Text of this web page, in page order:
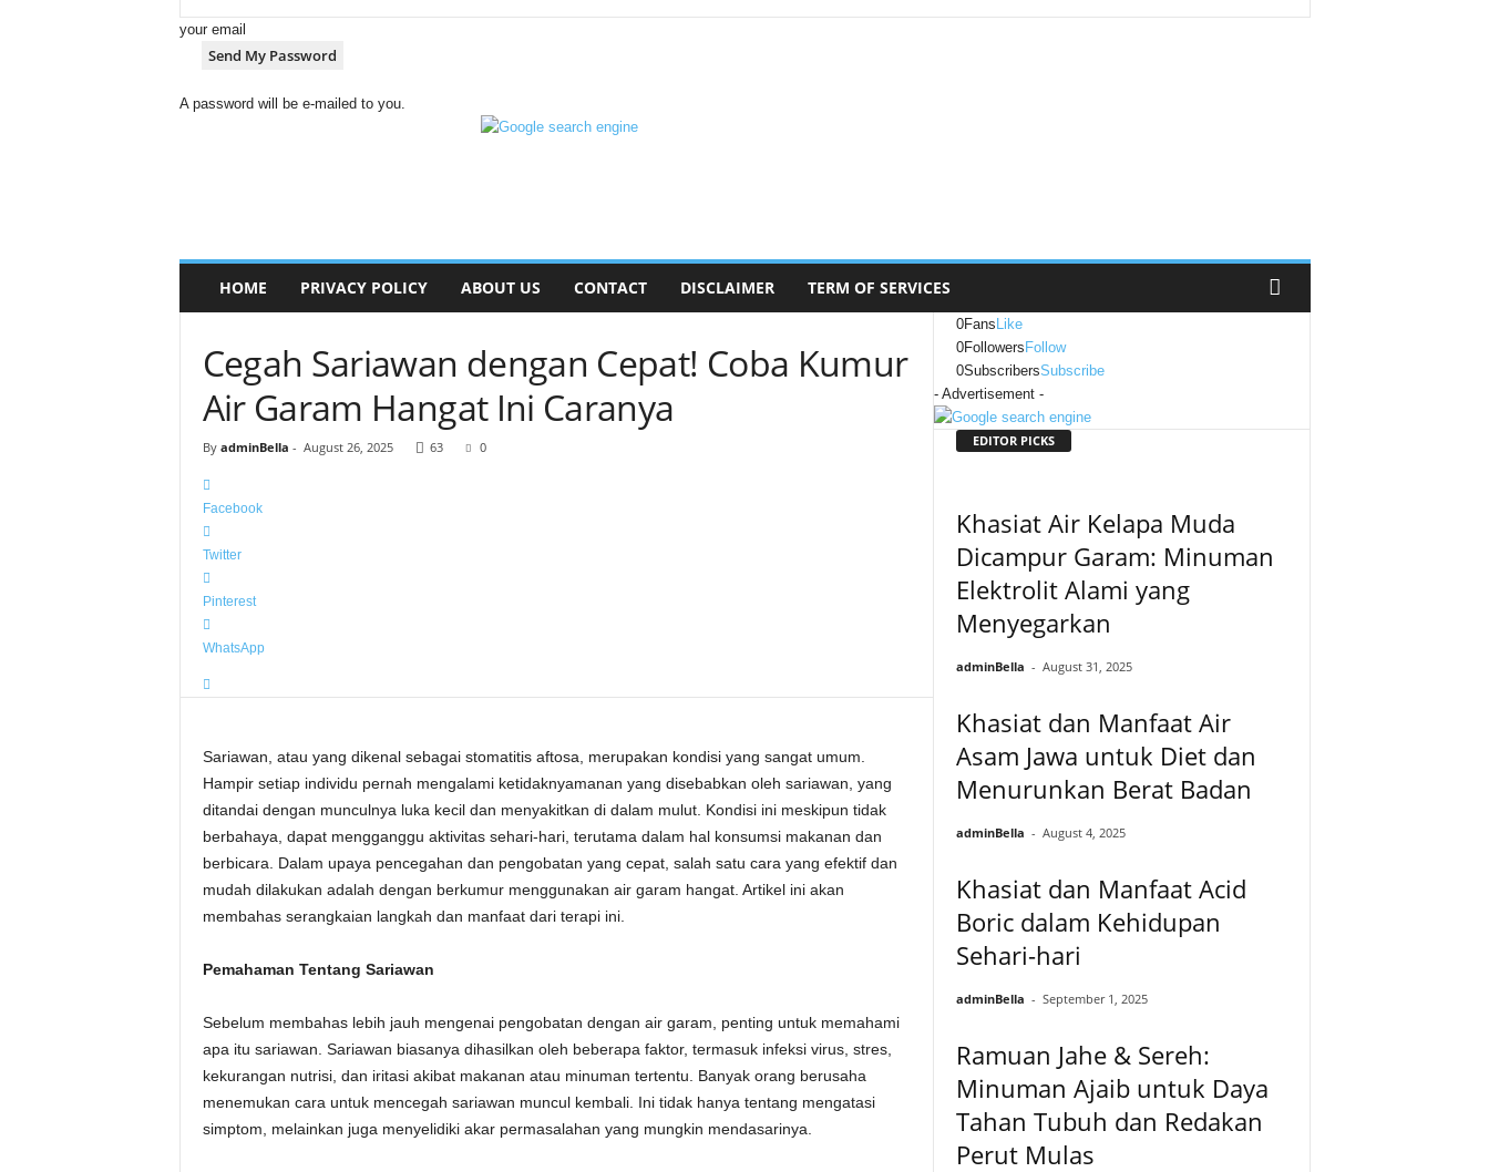
your email
A password will be e-mailed to you.
HOME PRIVACY POLICY ABOUT US CONTACT DISCLAIMER TERM OF SERVICES
Cegah Sariawan dengan Cepat! Coba Kumur
Air Garam Hangat Ini Caranya
By adminBella - August 26, 2025 63 0
Facebook
Twitter
Pinterest
WhatsApp
Sariawan, atau yang dikenal sebagai stomatitis aftosa, merupakan kondisi yang sangat umum.
Hampir setiap individu pernah mengalami ketidaknyamanan yang disebabkan oleh sariawan, yang
ditandai dengan munculnya luka kecil dan menyakitkan di dalam mulut. Kondisi ini meskipun tidak
berbahaya, dapat mengganggu aktivitas sehari-hari, terutama dalam hal konsumsi makanan dan
berbicara. Dalam upaya pencegahan dan pengobatan yang cepat, salah satu cara yang efektif dan
mudah dilakukan adalah dengan berkumur menggunakan air garam hangat. Artikel ini akan
membahas serangkaian langkah dan manfaat dari terapi ini.
Pemahaman Tentang Sariawan
Sebelum membahas lebih jauh mengenai pengobatan dengan air garam, penting untuk memahami
apa itu sariawan. Sariawan biasanya dihasilkan oleh beberapa faktor, termasuk infeksi virus, stres,
kekurangan nutrisi, dan iritasi akibat makanan atau minuman tertentu. Banyak orang berusaha
menemukan cara untuk mencegah sariawan muncul kembali. Ini tidak hanya tentang mengatasi
simptom, melainkan juga menyelidiki akar permasalahan yang mungkin mendasarinya.
0Fans Like
0Followers Follow
0SubscribersSubscribe
- Advertisement -
EDITOR PICKS
Khasiat Air Kelapa Muda
Dicampur Garam: Minuman
Elektrolit Alami yang
Menyegarkan
adminBella - August 31, 2025
Khasiat dan Manfaat Air
Asam Jawa untuk Diet dan
Menurunkan Berat Badan
adminBella - August 4, 2025
Khasiat dan Manfaat Acid
Boric dalam Kehidupan
Sehari-hari
adminBella - September 1, 2025
Ramuan Jahe & Sereh:
Minuman Ajaib untuk Daya
Tahan Tubuh dan Redakan
Perut Mulas